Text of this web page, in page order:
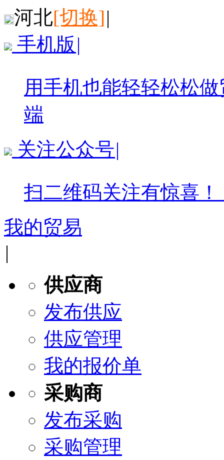
河北[切换]|
手机版 |
用手机也能轻轻松松
端
关注公众号|
扫二维码关注有惊喜！
我的贸易
|
供应商
发布供应
供应管理
我的报价单
采购商
发布采购
采购管理